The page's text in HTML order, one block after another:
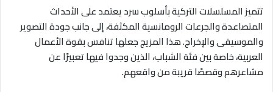
تتميز المسلسلات التركية بأسلوب سرد يعتمد على الأحداث
المتصاعدة والجرعات الرومانسية المكثفة، إلى جانب جودة التصوير
والموسيقى والإخراج. هذا المزيج جعلها تنافس بقوة الأعمال
العربية، خاصة بين فئة الشباب، الذين وجدوا فيها تعبيرًا عن
مشاعرهم وقصصًا قريبة من واقعهم.